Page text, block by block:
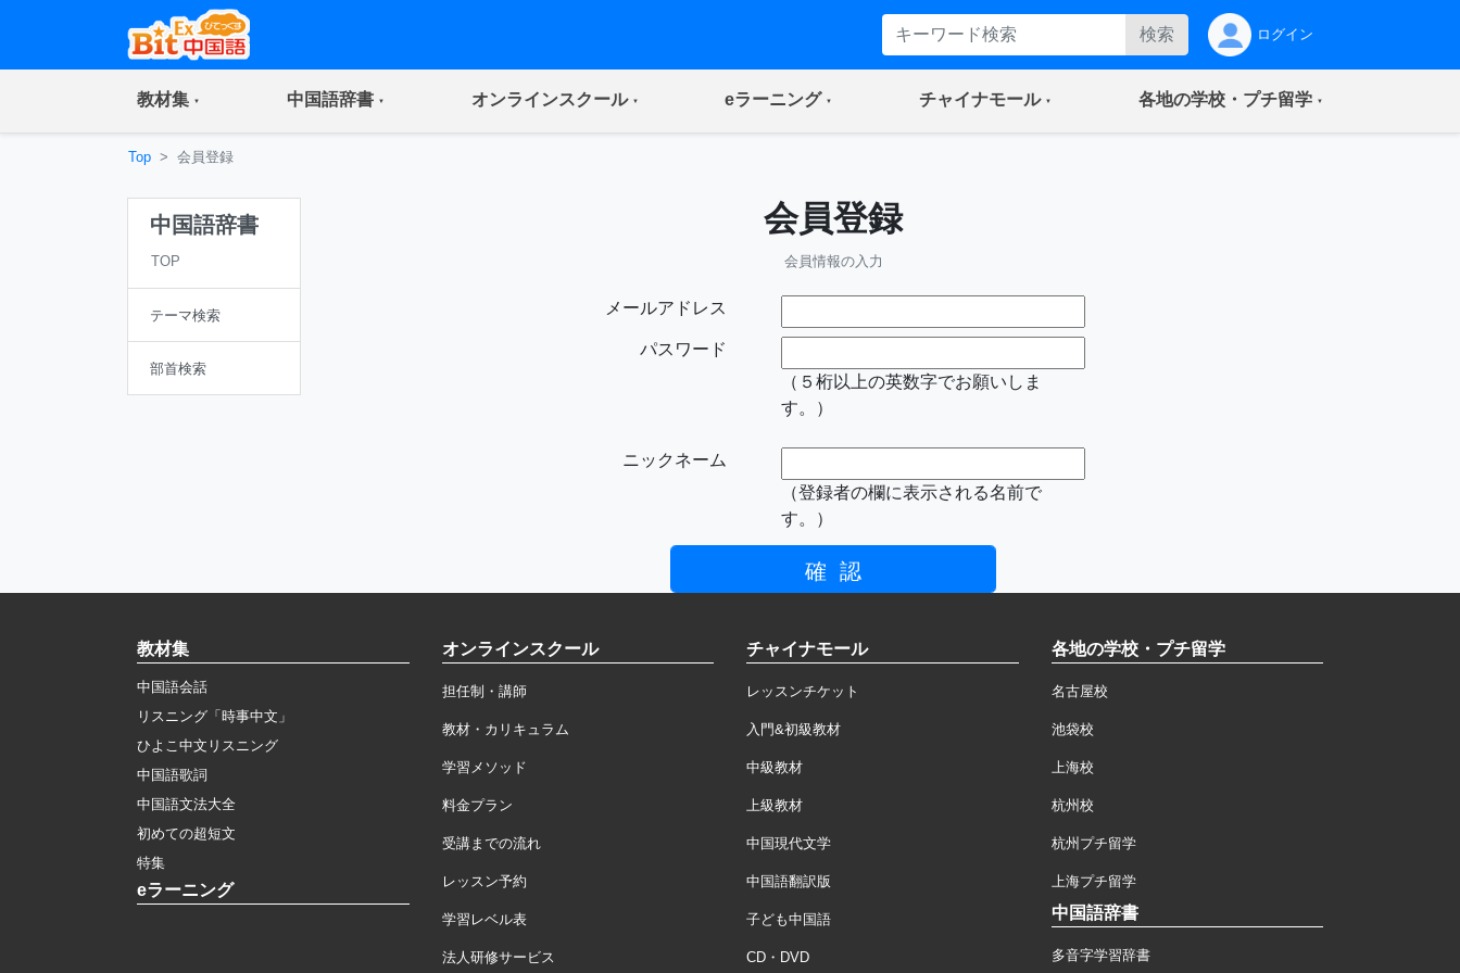
検索 ログイン
教材集(current) 中国語辞書(current) オンラインスクール(current) eラーニング(current) チャイナモール(current) 各地の学校・プチ留学(current)
Top 会員登録
中国語辞書
TOP
テーマ検索
部首検索
会員登録
会員情報の入力
メールアドレス
パスワード
（５桁以上の英数字でお願いしま
す。）
ニックネーム
（登録者の欄に表示される名前で
す。）
教材集
中国語会話
リスニング「時事中文」
ひよこ中文リスニング
中国語歌詞
中国語文法大全
初めての超短文
特集
eラーニング
オンラインスクール
担任制・講師
教材・カリキュラム
学習メソッド
料金プラン
受講までの流れ
レッスン予約
学習レベル表
法人研修サービス
チャイナモール
レッスンチケット
入門&初級教材
中級教材
上級教材
中国現代文学
中国語翻訳版
子ども中国語
CD・DVD
各地の学校・プチ留学
名古屋校
池袋校
上海校
杭州校
杭州プチ留学
上海プチ留学
中国語辞書
多音字学習辞書